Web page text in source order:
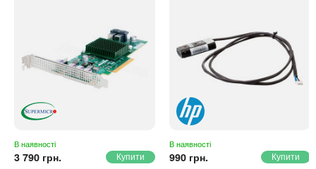
В наявності
3 790 грн.
В наявності
990 грн.